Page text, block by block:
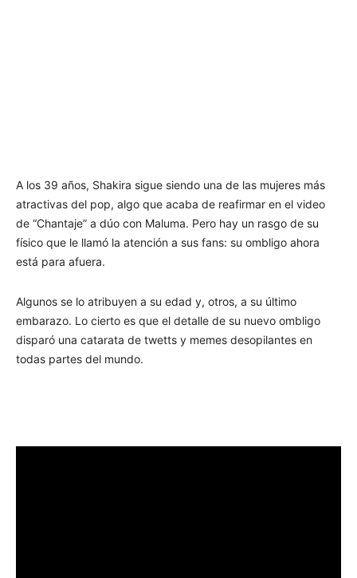
A los 39 años, Shakira sigue siendo una de las mujeres más
atractivas del pop, algo que acaba de reafirmar en el video
de “Chantaje” a dúo con Maluma. Pero hay un rasgo de su
físico que le llamó la atención a sus fans: su ombligo ahora
está para afuera.
Algunos se lo atribuyen a su edad y, otros, a su último
embarazo. Lo cierto es que el detalle de su nuevo ombligo
disparó una catarata de twetts y memes desopilantes en
todas partes del mundo.